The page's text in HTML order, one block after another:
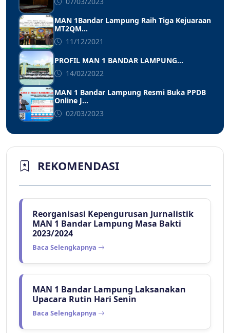
MAN 1Bandar Lampung Raih Tiga Kejuaraan
MT2QM...
11/12/2021
PROFIL MAN 1 BANDAR LAMPUNG...
14/02/2022
MAN 1 Bandar Lampung Resmi Buka PPDB
Online J...
02/03/2023
REKOMENDASI
Reorganisasi Kepengurusan Jurnalistik
MAN 1 Bandar Lampung Masa Bakti
2023/2024
Baca Selengkapnya
MAN 1 Bandar Lampung Laksanakan
Upacara Rutin Hari Senin
Baca Selengkapnya